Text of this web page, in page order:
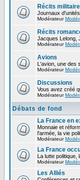
Récits
Journaux
Modérateur
Récits
Jacques Lelong,
Modérateur
Avions
L'avion, une des
Modérateur
Discussions
Vous avez créé
Modérateur
Débats de fond
La France en
Monnaie et
l'armée, la vie
Modérateur
La France
La lutte politique,
Modérateur
Les Alliés